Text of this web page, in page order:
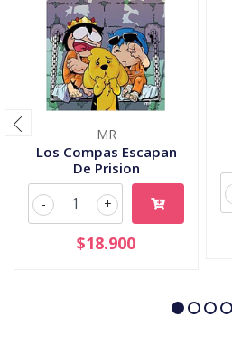
MR
Los Compas Escapan
De Prision
+
-
$18.900